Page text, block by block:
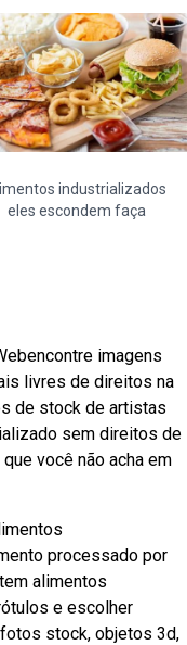
industrializados
eles escondem faça
imagens
livres de direitos na
de stock de artistas
sem direitos de
você não acha em
processado por
alimentos
e escolher
stock, objetos 3d,